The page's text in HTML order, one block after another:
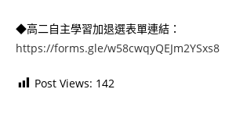
◆高二自主學習加退選表單連結：
https://forms.gle/w58cwqyQEJm2YSxs8
Post Views: 142